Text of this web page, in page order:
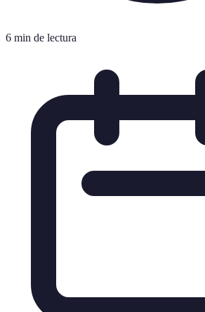
6 min de lectura